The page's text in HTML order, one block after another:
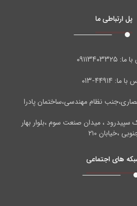
پل ارتباطی ما
ما:۰۹۱۱۳۴۰۳۳۲۵
با ما: ۴۴۹۱۴-۰۱۳
نظام مهندسی،ساختمان پادرا
، میدان صنعت سوم ،بلوار بهار
،خیابان ۲۱۰
های اجتماعی